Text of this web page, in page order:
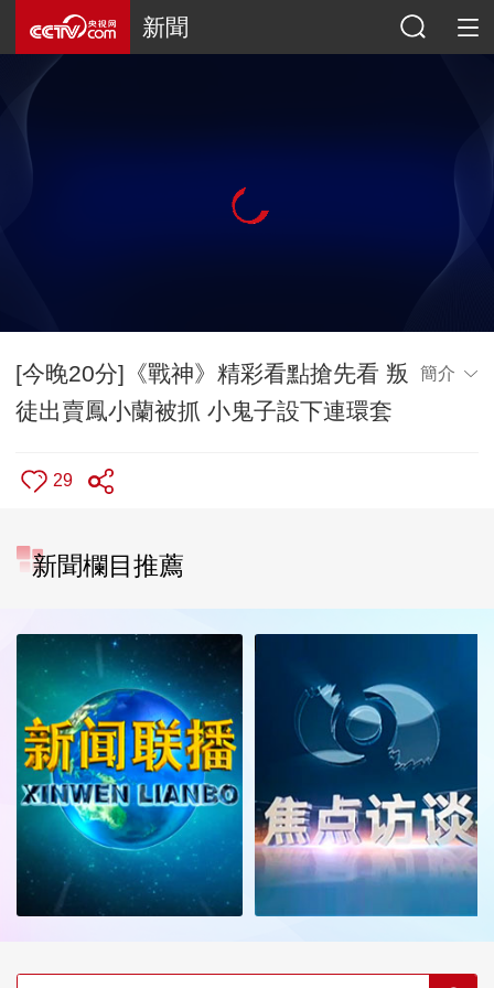
新聞
[今晚20分]《戰神》精彩看點搶先看 叛
徒出賣鳳小蘭被抓 小鬼子設下連環套
簡介
29
新聞欄目推薦